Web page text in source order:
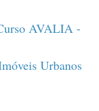
AVALIA -
Urbanos